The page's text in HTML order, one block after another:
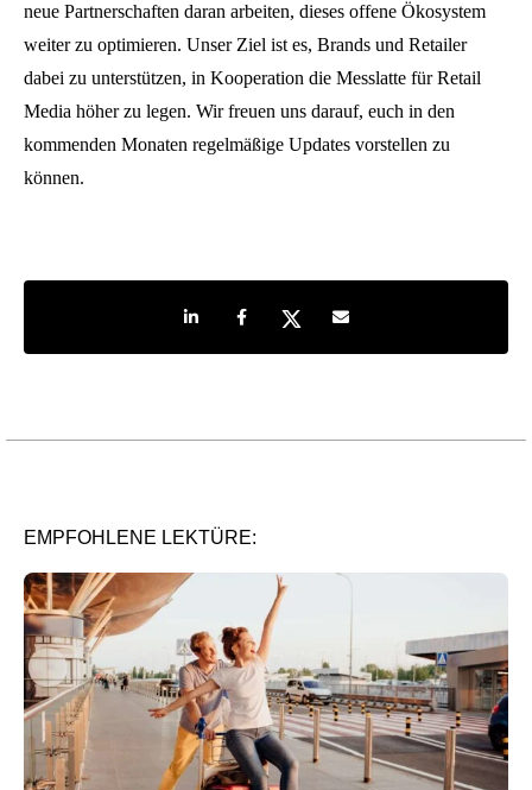
neue Partnerschaften daran arbeiten, dieses offene Ökosystem
weiter zu optimieren. Unser Ziel ist es, Brands und Retailer
dabei zu unterstützen, in Kooperation die Messlatte für Retail
Media höher zu legen. Wir freuen uns darauf, euch in den
kommenden Monaten regelmäßige Updates vorstellen zu
können.
Share on LinkedIn
Share on Facebook
Share on TwitterShare by e-mail
EMPFOHLENE LEKTÜRE: